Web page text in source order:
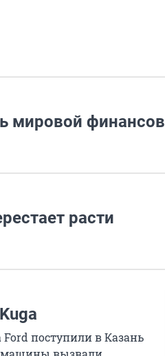
мировой
расти
поступили в Казань